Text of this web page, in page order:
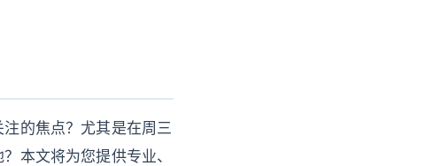
的焦点？尤其是在周三
本文将为您提供专业、